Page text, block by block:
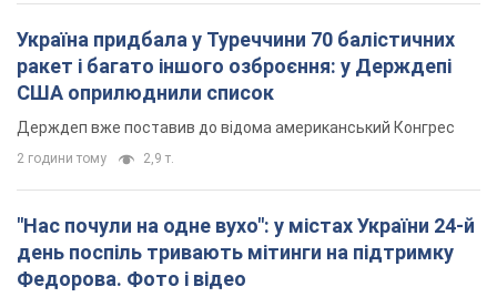
Україна придбала у Туреччини 70 балістичних
ракет і багато іншого озброєння: у Держдепі
США оприлюднили список
Держдеп вже поставив до відома американський Конгрес
2 години тому 2,9 т.
"Нас почули на одне вухо": у містах України 24-й
день поспіль тривають мітинги на підтримку
Федорова. Фото і відео